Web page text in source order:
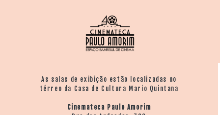
As salas de exibição estão localizadas no
térreo da Casa de Cultura Mario Quintana
Cinemateca Paulo Amorim